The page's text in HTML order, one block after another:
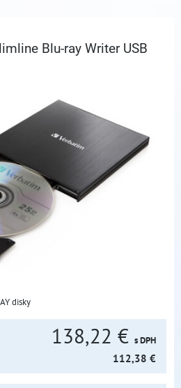
Blu-ray Writer USB
disky
138,22 € s DPH
112,38 €